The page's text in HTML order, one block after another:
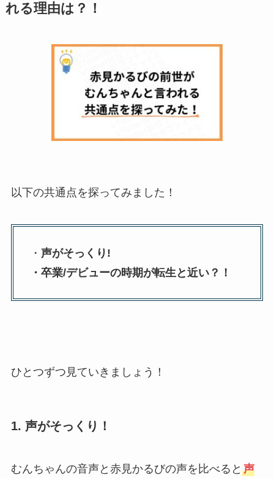
れる理由は？！
以下の共通点を探ってみました！
・ 声がそっくり!
・卒業/デビューの時期が転生と近い？！
ひとつずつ見ていきましょう！
1. 声がそっくり ！
むんちゃんの音声と赤見かるびの声を比べると 声